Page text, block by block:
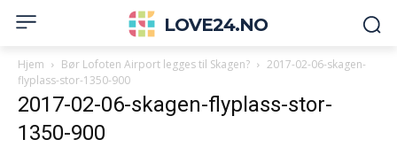
LOVE24.NO
Hjem Bør Lofoten Airport legges til Skagen?
2017-02-06-skagen-
flyplass-stor-1350-900
2017-02-06-skagen-flyplass-stor-
1350-900